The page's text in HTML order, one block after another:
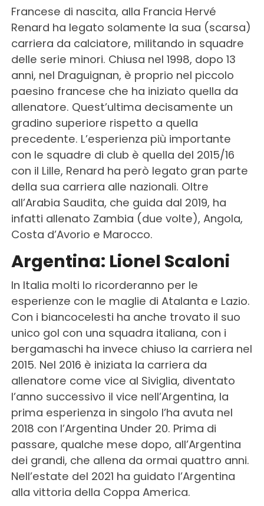
Francese di nascita, alla Francia Hervé
Renard ha legato solamente la sua (scarsa)
carriera da calciatore, militando in squadre
delle serie minori. Chiusa nel 1998, dopo 13
anni, nel Draguignan, è proprio nel piccolo
paesino francese che ha iniziato quella da
allenatore. Quest’ultima decisamente un
gradino superiore rispetto a quella
precedente. L’esperienza più importante
con le squadre di club è quella del 2015/16
con il Lille, Renard ha però legato gran parte
della sua carriera alle nazionali. Oltre
all’Arabia Saudita, che guida dal 2019, ha
infatti allenato Zambia (due volte), Angola,
Costa d’Avorio e Marocco.
Argentina: Lionel Scaloni
In Italia molti lo ricorderanno per le
esperienze con le maglie di Atalanta e Lazio.
Con i biancocelesti ha anche trovato il suo
unico gol con una squadra italiana, con i
bergamaschi ha invece chiuso la carriera nel
2015. Nel 2016 è iniziata la carriera da
allenatore come vice al Siviglia, diventato
l’anno successivo il vice nell’Argentina, la
prima esperienza in singolo l’ha avuta nel
2018 con l’Argentina Under 20. Prima di
passare, qualche mese dopo, all’Argentina
dei grandi, che allena da ormai quattro anni.
Nell’estate del 2021 ha guidato l’Argentina
alla vittoria della Coppa America.